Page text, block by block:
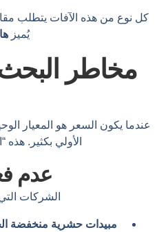
كل نوع من هذه الآفات يتطلب
يُميز
مخاطر
عندما يكون السعر هو المعيار
الأولي بكثير.
عدم
الشركات
مبيدات حشرية منخفضة